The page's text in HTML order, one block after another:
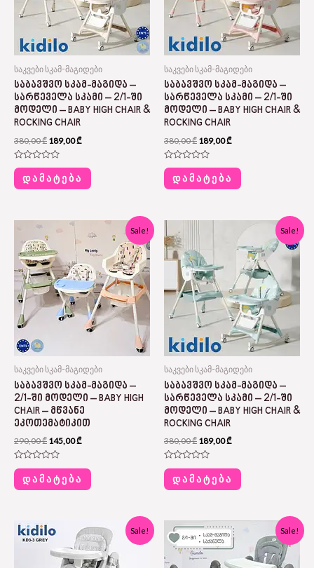
საკვები სკამ-მაგიდები
ᲡᲐᲑᲐᲕᲨᲕᲝ ᲡᲙᲐᲛ-ᲛᲐᲒᲘᲓᲐ –
ᲡᲐᲠᲬᲔᲕᲔᲚᲐ ᲡᲙᲐᲛᲘ – 2/1-ᲨᲘ
ᲛᲝᲓᲔᲚᲘ – BABY HIGH CHAIR &
ROCKING CHAIR
380,00₾ 189,00₾
Rated
out
of
ᲓᲐᲛᲐᲢᲔᲑᲐ
საკვები სკამ-მაგიდები
ᲡᲐᲑᲐᲕᲨᲕᲝ ᲡᲙᲐᲛ-ᲛᲐᲒᲘᲓᲐ –
ᲡᲐᲠᲬᲔᲕᲔᲚᲐ ᲡᲙᲐᲛᲘ – 2/1-ᲨᲘ
ᲛᲝᲓᲔᲚᲘ – BABY HIGH CHAIR &
ROCKING CHAIR
380,00₾ 189,00₾
Rated
out
of
ᲓᲐᲛᲐᲢᲔᲑᲐ
Sale!
საკვები სკამ-მაგიდები
ᲡᲐᲑᲐᲕᲨᲕᲝ ᲡᲙᲐᲛ-ᲛᲐᲒᲘᲓᲐ –
2/1-ᲨᲘ ᲛᲝᲓᲔᲚᲘ – BABY HIGH
CHAIR – ᲛᲬᲕᲐᲜᲔ
ᲔᲙᲝᲗᲔᲛᲐᲢᲘᲙᲘᲗ
290,00₾
Original
price
was:
290,00 ₾.
145,00₾
Current
price
is:
145,00 ₾.
Rated
0
out
of
ᲓᲐᲛᲐᲢᲔᲑᲐ
Sale!
საკვები სკამ-მაგიდები
ᲡᲐᲑᲐᲕᲨᲕᲝ ᲡᲙᲐᲛ-ᲛᲐᲒᲘᲓᲐ –
ᲡᲐᲠᲬᲔᲕᲔᲚᲐ ᲡᲙᲐᲛᲘ – 2/1-ᲨᲘ
ᲛᲝᲓᲔᲚᲘ – BABY HIGH CHAIR &
ROCKING CHAIR
380,00₾
price
380,00 ₾.
189,00₾
Current
is:
189,00 ₾.
Rated
0
out
of
ᲓᲐᲛᲐᲢᲔᲑᲐ
Sale!
price
390,00 ₾.
Current
price
is:
169,00 ₾.
Sale!
Original
price
was:
460,00 ₾.
Current
price
is:
229,00 ₾.